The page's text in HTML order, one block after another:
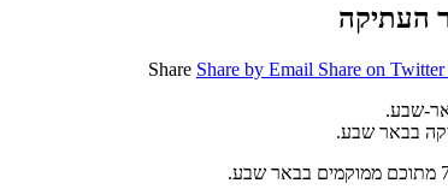
Share Share by Email Share on Twitter
בבאר שבע.